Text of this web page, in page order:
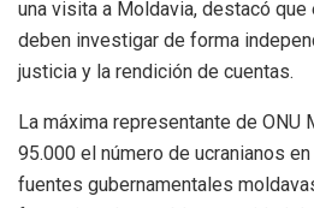
una visita a Moldavia, destacó
deben investigar de forma
justicia y la rendición de cuentas.
La máxima representante de ONU
95.000 el número de ucranianos
fuentes gubernamentales